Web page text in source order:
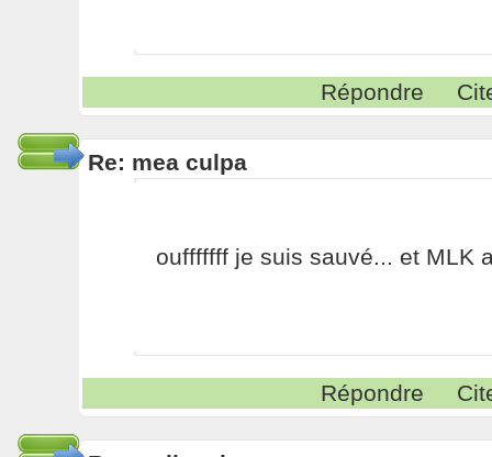
Répondre
Re: mea culpa
oufffffff je suis sauvé... et MLK
Répondre